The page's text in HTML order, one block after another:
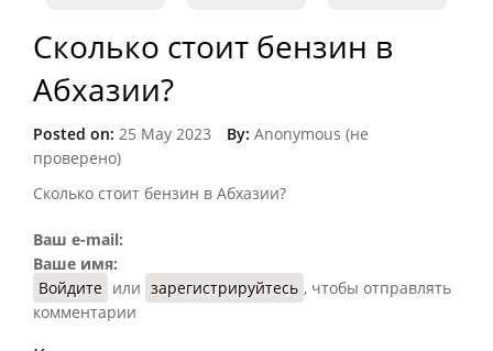
Сколько стоит бензин в
Абхазии?
Posted on: 25 May 2023 By: Anonymous (не
проверено)
Сколько стоит бензин в Абхазии?
Ваш e-mail:
Ваше имя:
Войдите или зарегистрируйтесь , чтобы отправлять
комментарии